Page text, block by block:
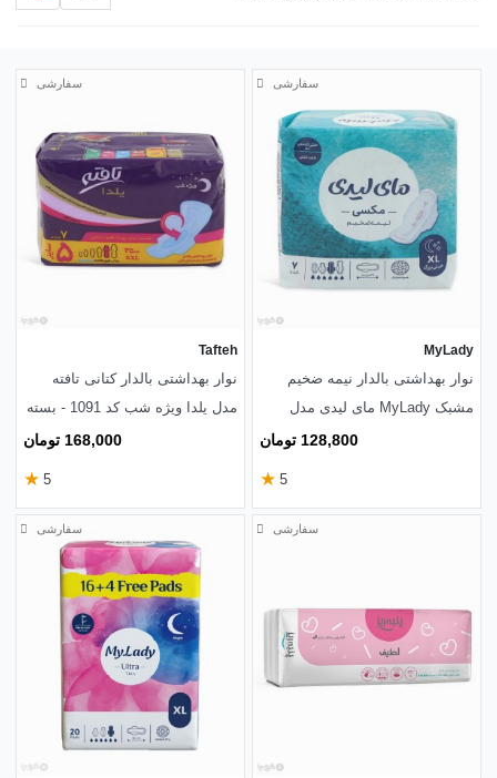
MyLady
نوار بهداشتی بالدار نیمه ضخیم
مشبک MyLady مای لیدی مدل
128,800 تومان
5
★
Tafteh
نوار بهداشتی بالدار کتانی تافته
مدل یلدا ویژه شب کد 1091 - بسته
168,000 تومان
5
★